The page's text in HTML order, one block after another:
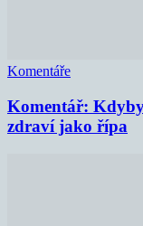
Komentáře
Komentář:
zdraví jako řípa